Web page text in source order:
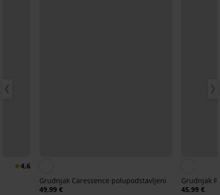
4,6
Grudnjak Caressence polupodstavljeni
49,99 €
Grudnjak
45,99 €